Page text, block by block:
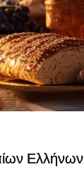
Ελλήνων